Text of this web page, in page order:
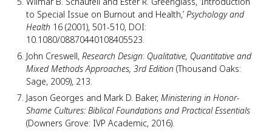
to Special Issue on Burnout and Health,’ Psychology and
Health 16 (2001), 501-510, DOI:
10.1080/08870440108405523.
John Creswell, Research Design: Qualitative, Quantitative and
Mixed Methods Approaches, 3rd Edition (Thousand Oaks:
Sage, 2009), 213.
Jason Georges and Mark D. Baker, Ministering in Honor-
Shame Cultures: Biblical Foundations and Practical Essentials
(Downers Grove: IVP Academic, 2016).